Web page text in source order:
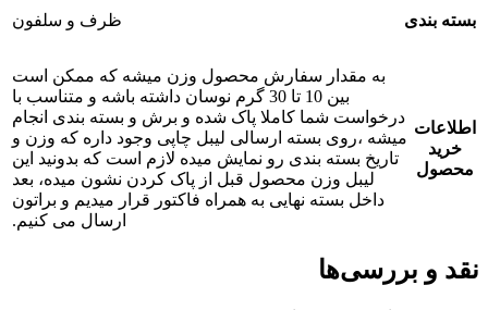
بسته بندی ظرف و سلفون
اطلاعات
خرید
محصول
به مقدار سفارش محصول وزن میشه که ممکن است
بین 10 تا 30 گرم نوسان داشته باشه و متناسب با
درخواست شما کاملا پاک شده و برش و بسته بندی انجام
میشه ،روی بسته ارسالی لیبل چاپی وجود داره که وزن و
تاریخ بسته بندی رو نمایش میده لازم است که بدونید این
لیبل وزن محصول قبل از پاک کردن نشون میده، بعد
داخل بسته نهایی به همراه فاکتور قرار میدیم و براتون
ارسال می کنیم.
نقد و بررسی‌ها